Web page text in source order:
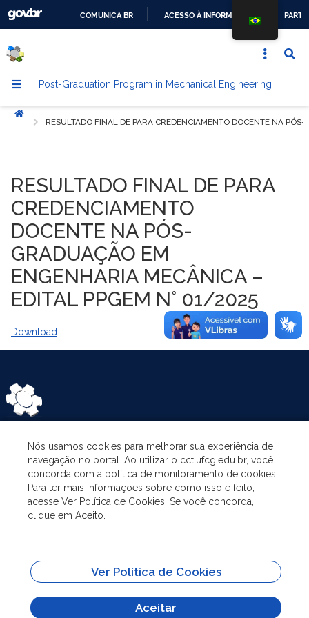
CONTENT
COMUNICA BR ACESSO À INFORMAÇÃO
Post-Graduation Program in Mechanical Engineering
Início
RESULTADO FINAL DE PARA CREDENCIAMENTO DOCENTE NA
RESULTADO FINAL DE PARA
CREDENCIAMENTO
DOCENTE NA PÓS-
GRADUAÇÃO EM
ENGENHARIA MECÂNICA –
EDITAL PPGEM N° 01/2025
Download
CATEGORIES
THE PROGRAM
ADMINISTRATION
Nós usamos cookies para melhorar sua experiência de
navegação no portal. Ao utilizar o cct.ufcg.edu.br, você
concorda com a política de monitoramento de cookies.
Para ter mais informações sobre como isso é feito,
acesse Ver Política de Cookies. Se você concorda,
clique em Aceito.
Ver Política de Cookies
Aceitar